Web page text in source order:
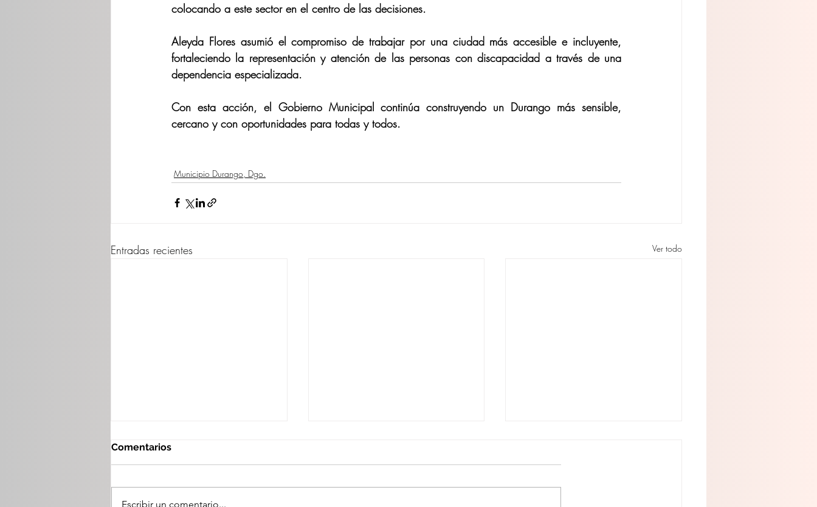
colocando a este sector en el centro de las decisiones.
Aleyda Flores asumió el compromiso de trabajar por una ciudad más accesible e incluyente,
fortaleciendo la representación y atención de las personas con discapacidad a través de una
dependencia especializada.
Con esta acción, el Gobierno Municipal continúa construyendo un Durango más sensible,
cercano y con oportunidades para todas y todos.
Municipio Durango, Dgo.
Entradas recientes Ver todo
Comentarios
Escribir un comentario...